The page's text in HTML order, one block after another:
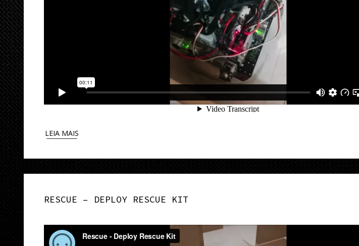
LEIA MAIS
RESCUE – DEPLOY RESCUE KIT